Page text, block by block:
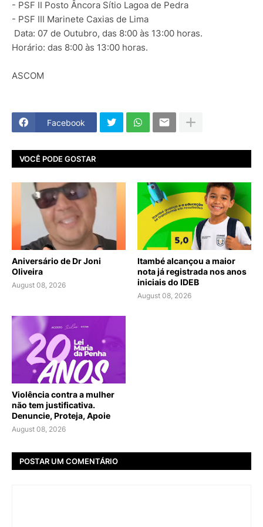
- PSF II Posto Âncora Sítio Lagoa de Pedra
- PSF III Marinete Caxias de Lima
Data: 07 de Outubro, das 8:00 às 13:00 horas.
Horário: das 8:00 às 13:00 horas.
ASCOM
Facebook
VOCÊ PODE GOSTAR
Aniversário de Dr Joni
Oliveira
August 08, 2026
Itambé alcançou a maior
nota já registrada nos anos
iniciais do IDEB
August 08, 2026
Violência contra a mulher
não tem justificativa.
Denuncie, Proteja, Apoie
August 08, 2026
POSTAR UM COMENTÁRIO